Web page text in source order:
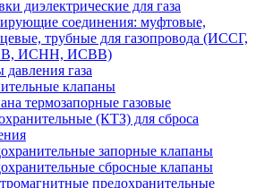
диэлектрические для газа
соединения: муфтовые,
трубные для газопровода (ИССГ,
ИСНН, ИСВВ)
давления газа
клапаны
термозапорные газовые
(КТЗ) для сброса
запорные клапаны
сбросные клапаны
предохранительные